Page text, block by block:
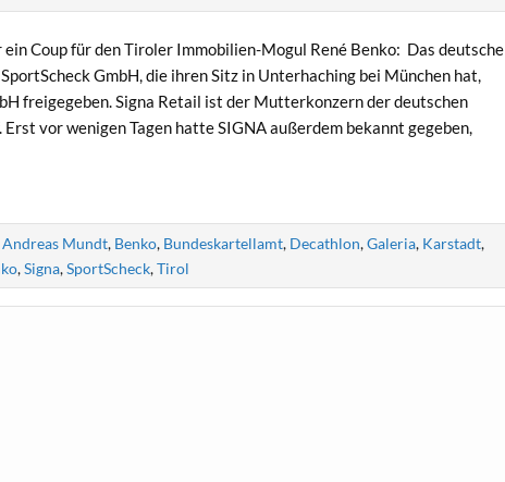
Coup für den Tiroler Immobilien-Mogul René Benko: Das deutsche
GmbH, die ihren Sitz in Unterhaching bei München hat,
freigegeben. Signa Retail ist der Mutterkonzern der deutschen
vor wenigen Tagen hatte SIGNA außerdem bekannt gegeben,
Andreas Mundt, Benko, Bundeskartellamt, Decathlon,Galeria, Karstadt,
,Signa,SportScheck,Tirol